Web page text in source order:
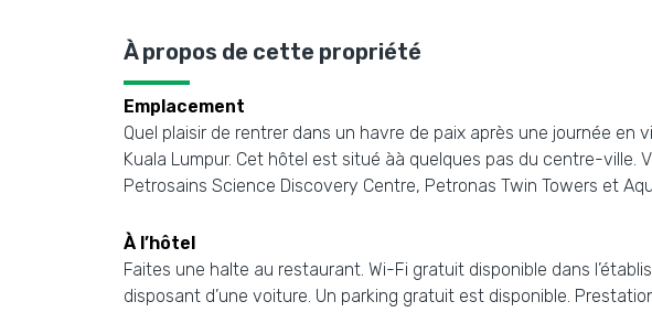
À propos de cette propriété
Emplacement
Quel plaisir de rentrer dans un havre de paix après une journée
Kuala Lumpur. Cet hôtel est situé àà quelques pas du centre-ville.
Petrosains Science Discovery Centre, Petronas Twin Towers et
À l’hôtel
Faites une halte au restaurant. Wi-Fi gratuit disponible dans
disposant d’une voiture. Un parking gratuit est disponible.